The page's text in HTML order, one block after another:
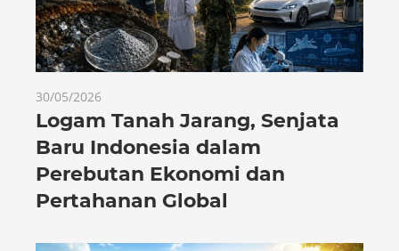
30/05/2026
Logam Tanah Jarang, Senjata
Baru Indonesia dalam
Perebutan Ekonomi dan
Pertahanan Global